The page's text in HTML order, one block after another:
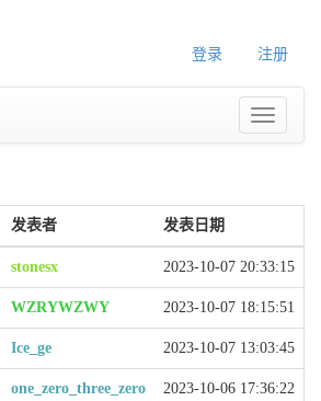
登录 注册
发表者 发表日期
stonesx 2023-10-07 20:33:15
WZRYWZWY 2023-10-07 18:15:51
Ice_ge 2023-10-07 13:03:45
one_zero_three_zero 2023-10-06 17:36:22